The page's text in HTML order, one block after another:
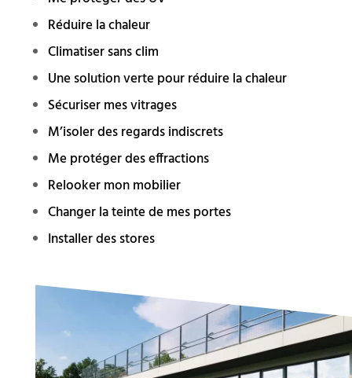
Réduire la chaleur
Climatiser sans clim
Une solution verte pour réduire la chaleur
Sécuriser mes vitrages
M’isoler des regards indiscrets
Me protéger des effractions
Relooker mon mobilier
Changer la teinte de mes portes
Installer des stores